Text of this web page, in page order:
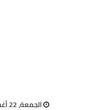
الجمعة، 22 أغسطس 2025 03:00 ص